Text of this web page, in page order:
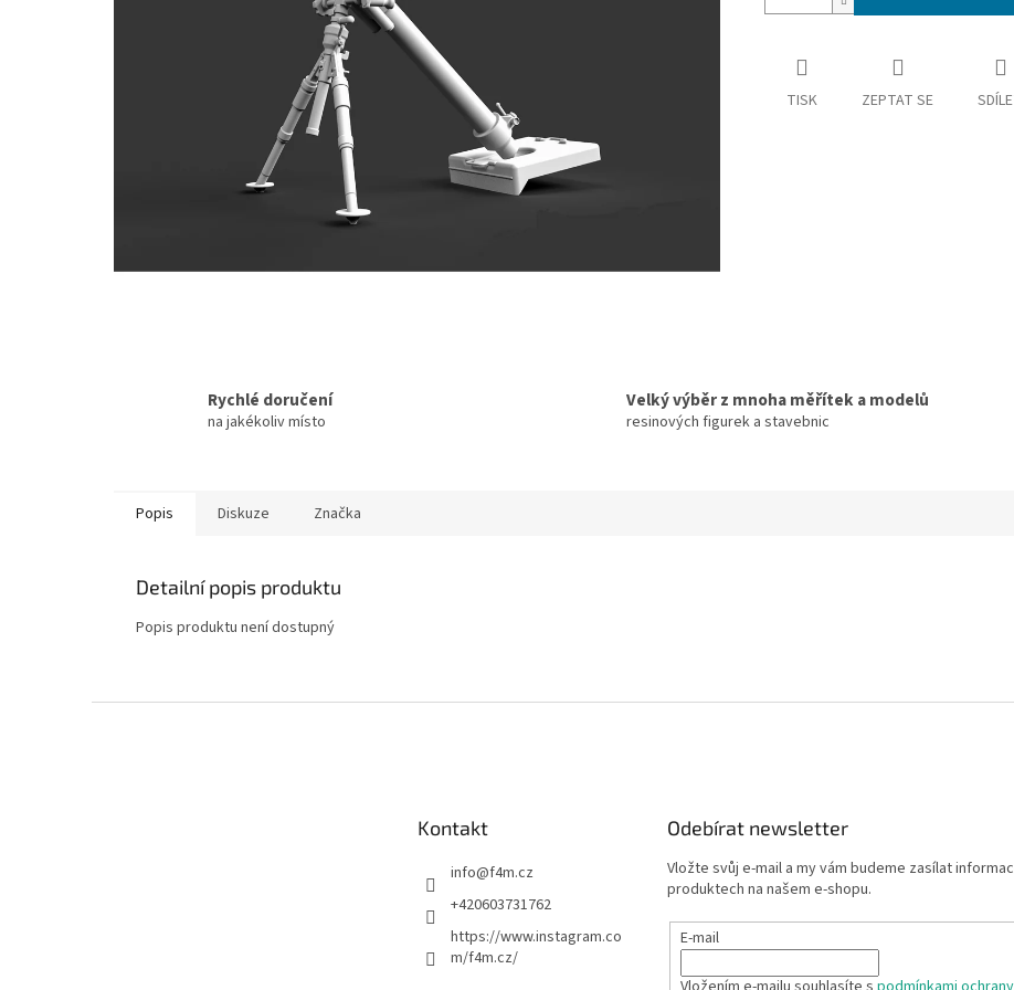
TISK ZEPTAT SE
Rychlé doručení
na jakékoliv místo
Velký výběr z mnoha měřítek a modelů
resinových figurek a stavebnic
Popis Diskuze Značka
Detailní popis produktu
Popis produktu není dostupný
Kontakt
info@f4m.cz
+420603731762
https://www.instagram.co
m/f4m.cz/
Odebírat newsletter
Vložte svůj e-mail a my vám budeme zasílat
produktech na našem e-shopu.
E-mail